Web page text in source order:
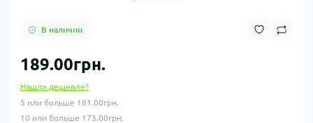
В наличии
189.00грн.
Нашли дешевле?
5 или больше 181.00грн.
10 или больше 173.00грн.